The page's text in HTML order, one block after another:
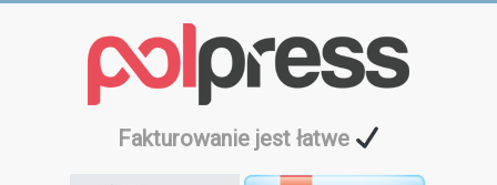
Fakturowanie jest łatwe